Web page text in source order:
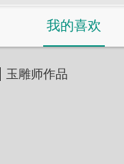
我的喜欢
玉雕师作品